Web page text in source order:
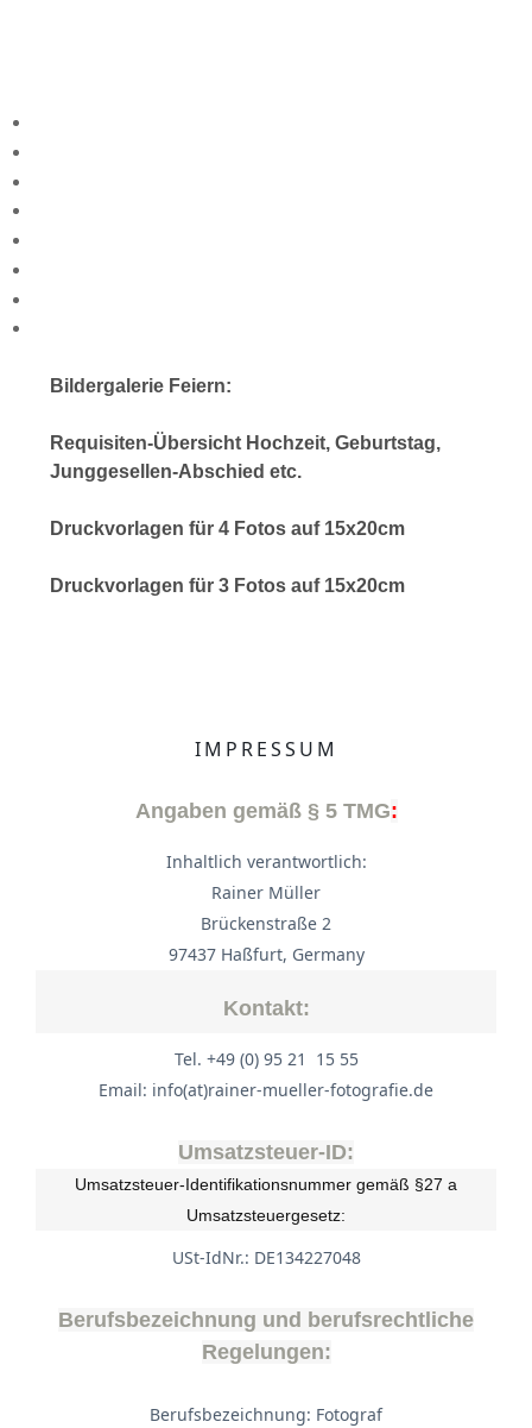
Bildergalerie Feiern:
Requisiten-Übersicht Hochzeit, Geburtstag,
Junggesellen-Abschied etc.
Druckvorlagen für 4 Fotos auf 15x20cm
Druckvorlagen für 3 Fotos auf 15x20cm
IMPRESSUM
Angaben gemäß § 5 TMG:
Inhaltlich verantwortlich:
Rainer Müller
Brückenstraße 2
97437 Haßfurt, Germany
Kontakt:
Tel. +49 (0) 95 21 15 55
Email: info(at)rainer-mueller-fotografie.de
Umsatzsteuer-ID:
Umsatzsteuer-Identifikationsnummer gemäß §27 a
Umsatzsteuergesetz:
USt-IdNr.: DE134227048
Berufsbezeichnung und berufsrechtliche
Regelungen:
Berufsbezeichnung: Fotograf